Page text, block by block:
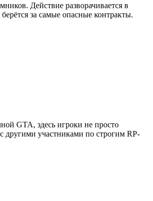
Действие разворачивается в
за самые опасные контракты.
GTA, здесь игроки не просто
другими участниками по строгим RP-